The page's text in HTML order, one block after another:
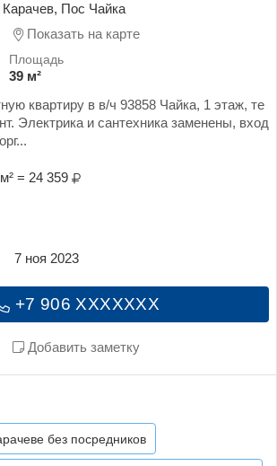
Пос Чайка
Показать на карте
39 м²
квартиру в в/ч 93858 Чайка, 1 этаж, те
Электрика и сантехника заменены, вход
= 24 359
+7 906 XXXXXXX
Добавить заметку
7 ноя 2023
без посредников